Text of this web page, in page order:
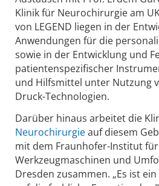
Klinik für Neurochirurgie am
von LEGEND liegen in der
Anwendungen für die
sowie in der Entwicklung und
patientenspezifischer
und Hilfsmittel unter Nutzung
Druck-Technologien.
Darüber hinaus arbeitet die
Neurochirurgieauf diesem
mit dem Fraunhofer-Institut für
Werkzeugmaschinen und
Dresden zusammen. „Es ist